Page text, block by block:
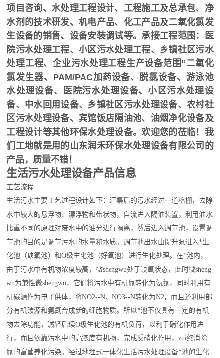
项目咨询、水处理工程设计、工程施工及总承包、净
水剂的技术研发、机电产品、化工产品及二氧化氯发
生设备的销售、设备安装调试等。承接工程范围：医
院污水处理工程、小区污水处理工程、乡镇社区污水
处理工程、企业污水处理工程生产设备范围“二氧化
氯发生器、PAM/PAC加药设备、脱氯设备、游泳池
水处理设备、医院污水处理设备、小区污水处理设
备、中水回用设备、乡镇社区污水处理设备、农村社
区污水处理设备、宾馆饭店隔油池、油烟净化设备及
工程设计等其他环保水处理设备。欢迎您的莅临！我
们工地就是用的山东润禾环保水处理设备有限公司的
产品，质量不错！
生活污水处理设备产品信息
工艺流程
生活污水主要工艺过程设计如下：汇集后的污水经过一道格栅，去除
水中较大的悬浮物、漂浮物和带状物，自流进入隔油装置，利用油水
比重不同的原理对废水中的油分进行隔离，然后进入调节池，设置调
节池的目的是调节污水的水量和水质。调节池出水由提升泵进入*生
化池（缺氧池）和O级生化池（好氧池）进行生化处理。在*池内，
由于污水中有机物浓度较高，微shengwu处于缺氧状态，此时微sheng
wu为兼性微shengwu，它们将污水中有机氮转化为氨氮，同时利用有
机碳源作为电子供体，将NO2--N、NO3--N转化为N2，而且还利用部
分有机碳源和氨氮合成新的细胞物质。所以*池不仅具有一定的有机
物去除功能，减轻后续O级生化池的有机负荷，以利于硝化作用进
行，而且依靠污水中的高浓度有机物，完成反硝化作用，zui终消除
氮的富营养化污染。经过地埋式一体化生活污水处理设备*池的生化